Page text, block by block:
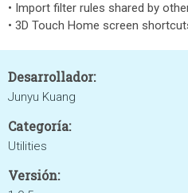
• Import filter rules shared by
• 3D Touch Home screen
Desarrollador:
Junyu Kuang
Categoría:
Utilities
Versión: